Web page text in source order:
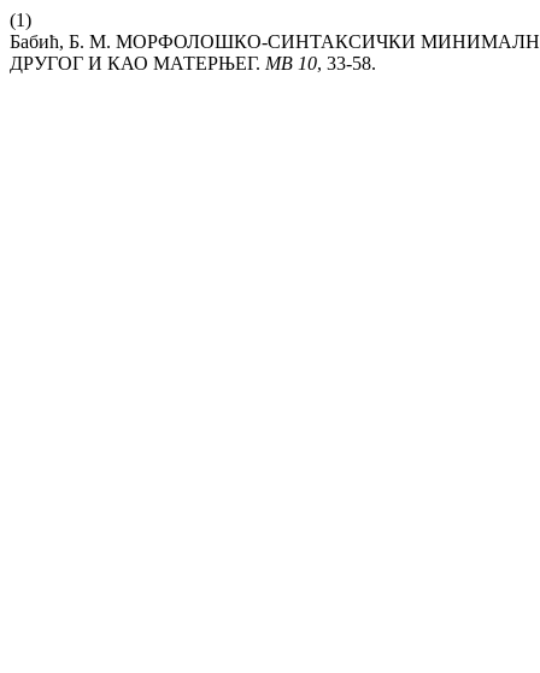
(1)
Бабић, Б. М. МОРФОЛОШКО-СИНТАКСИЧКИ
ДРУГОГ И КАО МАТЕРЊЕГ. MВ 10, 33-58.